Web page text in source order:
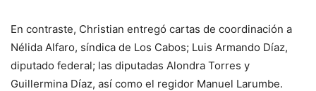
En contraste, Christian entregó cartas de coordinación a
Nélida Alfaro, síndica de Los Cabos; Luis Armando Díaz,
diputado federal; las diputadas Alondra Torres y
Guillermina Díaz, así como el regidor Manuel Larumbe.